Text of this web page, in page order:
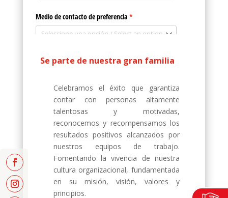
Se parte de nuestra gran familia
Celebramos el éxito que garantiza
contar con personas altamente
talentosas y motivadas,
reconocemos y recompensamos los
resultados positivos alcanzados por
nuestros equipos de trabajo.
Fomentando la vivencia de nuestra
cultura organizacional, fundamentada
en su misión, visión, valores y
principios.